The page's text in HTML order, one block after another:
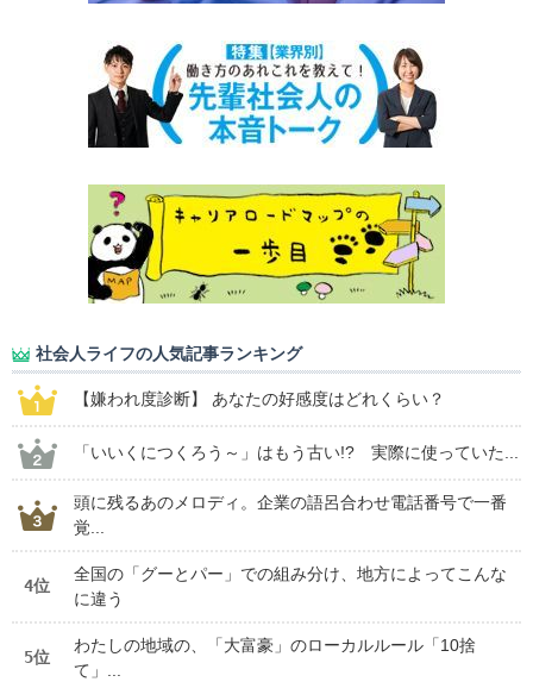
社会人ライフの人気記事ランキング
【嫌われ度診断】 あなたの好感度はどれくらい？
「いいくにつくろう～」はもう古い!? 実際に使っていた...
頭に残るあのメロディ。企業の語呂合わせ電話番号で一番
覚...
4位
全国の「グーとパー」での組み分け、地方によってこんな
に違う
5位
わたしの地域の、「大富豪」のローカルルール「10捨
て」...